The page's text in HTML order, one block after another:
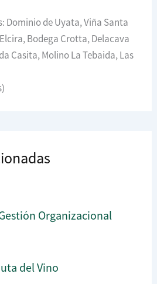
Dominio de Uyata, Viña Santa
Bodega Crotta, Delacava
Casita, Molino La Tebaida, Las
Organizacional
del Vino